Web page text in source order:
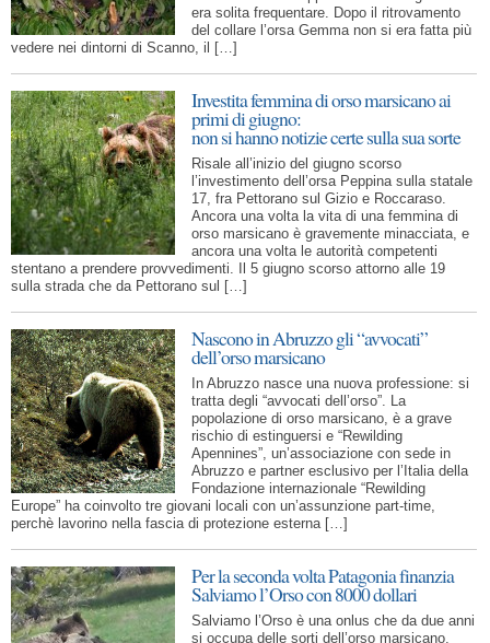
era solita frequentare. Dopo il ritrovamento
del collare l’orsa Gemma non si era fatta più
vedere nei dintorni di Scanno, il […]
Investita femmina di orso marsicano ai
primi di giugno:
non si hanno notizie certe sulla sua sorte
Risale all’inizio del giugno scorso
l’investimento dell’orsa Peppina sulla statale
17, fra Pettorano sul Gizio e Roccaraso.
Ancora una volta la vita di una femmina di
orso marsicano è gravemente minacciata, e
ancora una volta le autorità competenti
stentano a prendere provvedimenti. Il 5 giugno scorso attorno alle 19
sulla strada che da Pettorano sul […]
Nascono in Abruzzo gli “avvocati”
dell’orso marsicano
In Abruzzo nasce una nuova professione: si
tratta degli “avvocati dell’orso”. La
popolazione di orso marsicano, è a grave
rischio di estinguersi e “Rewilding
Apennines”, un’associazione con sede in
Abruzzo e partner esclusivo per l’Italia della
Fondazione internazionale “Rewilding
Europe” ha coinvolto tre giovani locali con un’assunzione part-time,
perchè lavorino nella fascia di protezione esterna […]
Per la seconda volta Patagonia finanzia
Salviamo l’Orso con 8000 dollari
Salviamo l’Orso è una onlus che da due anni
si occupa delle sorti dell’orso marsicano,